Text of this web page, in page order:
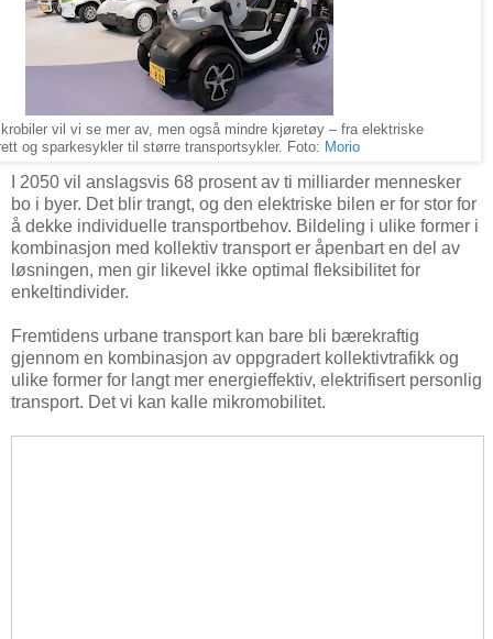
vil vi se mer av, men også mindre kjøretøy – fra elektriske
og sparkesykler til større transportsykler. Foto: Morio
I 2050 vil anslagsvis 68 prosent av ti milliarder mennesker
bo i byer. Det blir trangt, og den elektriske bilen er for stor for
å dekke individuelle transportbehov. Bildeling i ulike former i
kombinasjon med kollektiv transport er åpenbart en del av
løsningen, men gir likevel ikke optimal fleksibilitet for
enkeltindivider.
Fremtidens urbane transport kan bare bli bærekraftig
gjennom en kombinasjon av oppgradert kollektivtrafikk og
ulike former for langt mer energieffektiv, elektrifisert personlig
transport. Det vi kan kalle mikromobilitet.